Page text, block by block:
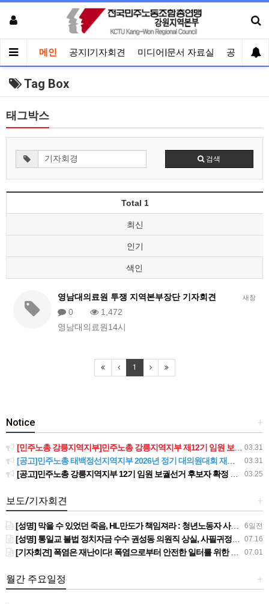
메인 공지|기자회견 미디어|문서 자료실 공유게시
Tag Box
태그박스
검색
Total 1
최신
인기
색인
새창
영남대의료원 투쟁 지역본부장단 기자회견
0
1,472
영남대의료원14시
1
+
Notice
03.31
[민주노총 강릉지역지부]민주노총 강릉지역지부 제12기 임원 보궐선거결과 공고
03.31
[공고]민주노총 태백정선지역지부 2026년 정기 대의원대회 재소집 건
03.25
[공고]민주노총 강릉지역지부 12기 임원 보궐선거 후보자 확정 공고
+
보도/기자회견
6일전
[성명] 막을 수 있었던 죽음, HL만도가 책임져라 : 청년노동자 사망사고의 철저한 진상규명과 재발방지 대책 마련하라
07.16
[성명] 통일교 불법 정치자금 수수 권성동 의원직 상실, 사필귀정이다
07.01
[기자회견] 폭염은 재난이다! 폭염으로부터 안전한 일터를 위한 민주노총 강원지역본부 폭염감시단 선포 기자회견
+
월간 주요일정